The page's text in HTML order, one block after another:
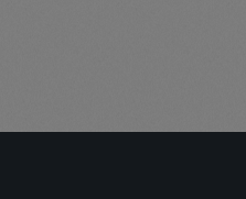
vagy